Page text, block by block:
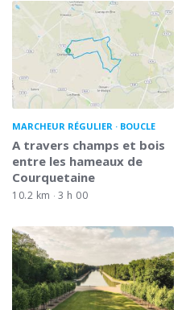
MARCHEUR RÉGULIER BOUCLE
A travers champs et bois
entre les hameaux de
Courquetaine
10.2 km 3 h 00